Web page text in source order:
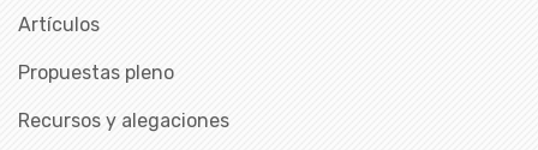
Artículos
Propuestas pleno
Recursos y alegaciones